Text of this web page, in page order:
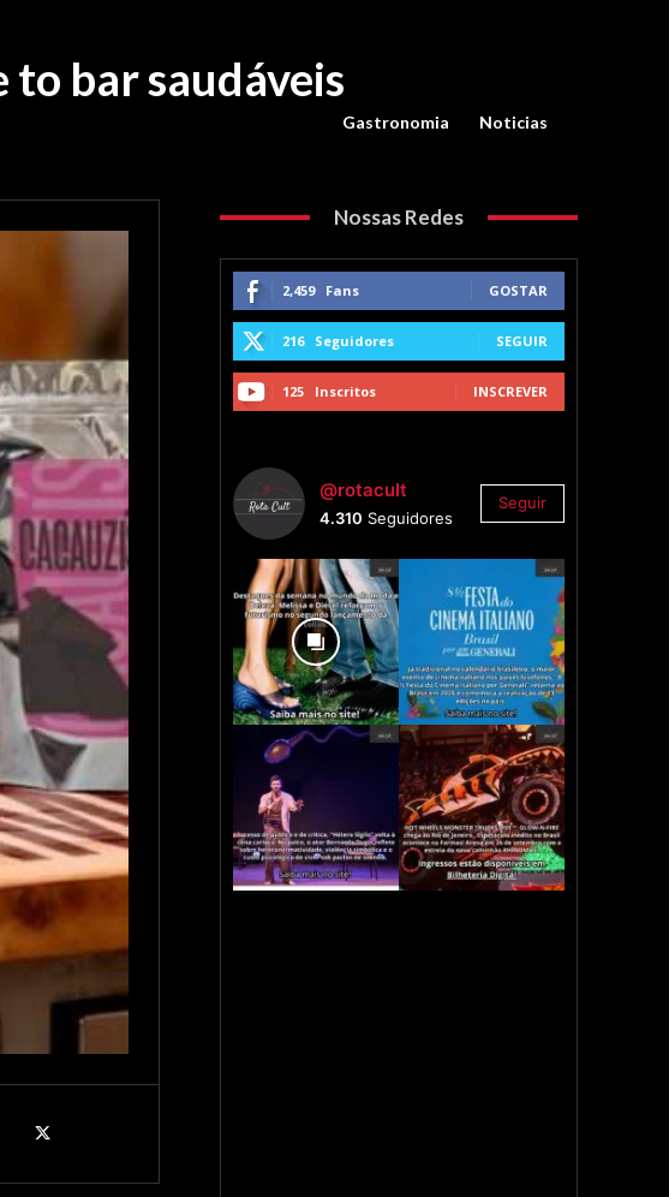
bar saudáveis
Gastronomia Noticias
Nossas Redes
2,459 Fans GOSTAR
216 Seguidores SEGUIR
125 Inscritos INSCREVER
@rotacult
4.310 Seguidores
Seguir